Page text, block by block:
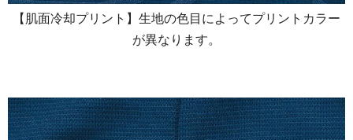
【肌面冷却プリント】生地の色目によってプリントカラー
が異なります。